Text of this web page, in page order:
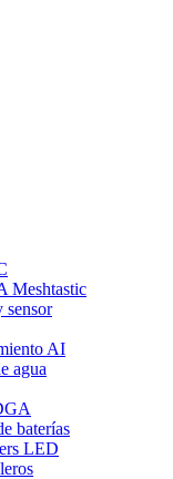
Meshtastic
sensor
AI
agua
baterías
LED